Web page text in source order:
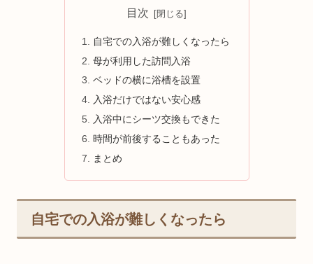
目次
自宅での入浴が難しくなったら
母が利用した訪問入浴
ベッドの横に浴槽を設置
入浴だけではない安心感
入浴中にシーツ交換もできた
時間が前後することもあった
まとめ
自宅での入浴が難しくなったら